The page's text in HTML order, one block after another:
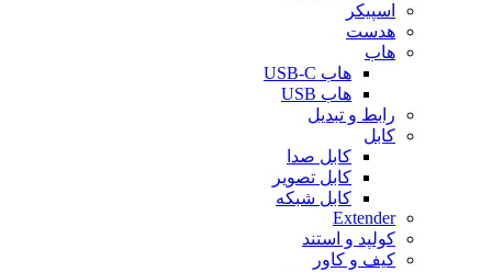
اسپیکر
هدست
هاب
هاب USB-C
هاب USB
رابط و تبدیل
کابل
کابل صدا
کابل تصویر
کابل شبکه
Extender
کولپد و استند
کیف و کاور